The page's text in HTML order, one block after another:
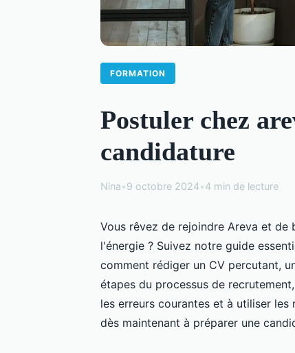
FORMATION
Postuler chez
candidature
Nina•9 octobre 2024•4 min de lecture
Vous rêvez de rejoindre Areva et de
l'énergie ? Suivez notre guide
comment rédiger un CV percutant,
étapes du processus de
les erreurs courantes et à utiliser
dès maintenant à préparer une